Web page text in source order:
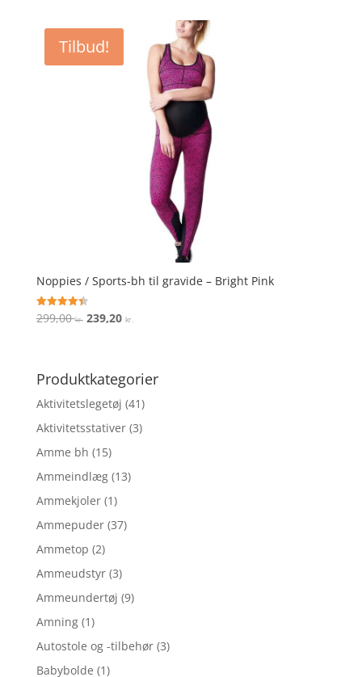
Tilbud!
Noppies / Sports-bh til gravide – Bright Pink
Vurderet
4.4
299,00kr. Den
var:
299,00 kr..
239,20 kr.
er:
Produktkategorier
Aktivitetslegetøj (41)
Aktivitetsstativer (3)
Amme bh (15)
Ammeindlæg (13)
Ammekjoler (1)
Ammepuder (37)
Ammetop (2)
Ammeudstyr (3)
Ammeundertøj (9)
Amning (1)
Autostole og -tilbehør (3)
Babybolde (1)